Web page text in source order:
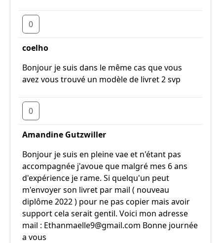
0
coelho
Bonjour je suis dans le même cas que vous
avez vous trouvé un modèle de livret 2 svp
0
Amandine Gutzwiller
Bonjour je suis en pleine vae et n'étant pas
accompagnée j'avoue que malgré mes 6 ans
d'expérience je rame. Si quelqu'un peut
m'envoyer son livret par mail ( nouveau
diplôme 2022 ) pour ne pas copier mais avoir
support cela serait gentil. Voici mon adresse
mail : Ethanmaelle9@gmail.com Bonne journée
a vous